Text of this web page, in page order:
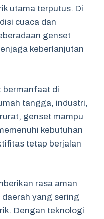
utama terputus. Di
cuaca dan
genset
keberlanjutan
bermanfaat di
tangga, industri,
genset mampu
kebutuhan
tetap berjalan
rasa aman
yang sering
Dengan teknologi